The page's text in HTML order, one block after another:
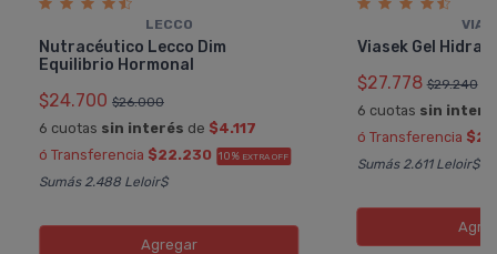
LECCO
Nutracéutico Lecco Dim
Equilibrio Hormonal
$24.700 $26.000
6 cuotas sin interés de $4.117
ó Transferencia $22.230 10% EXTRA OFF
Sumás 2.488 Leloir$
Agregar
Viasek Gel
$27.778 $29.240
6 cuotas sin
ó Transferencia
Sumás 2.611 Leloir$